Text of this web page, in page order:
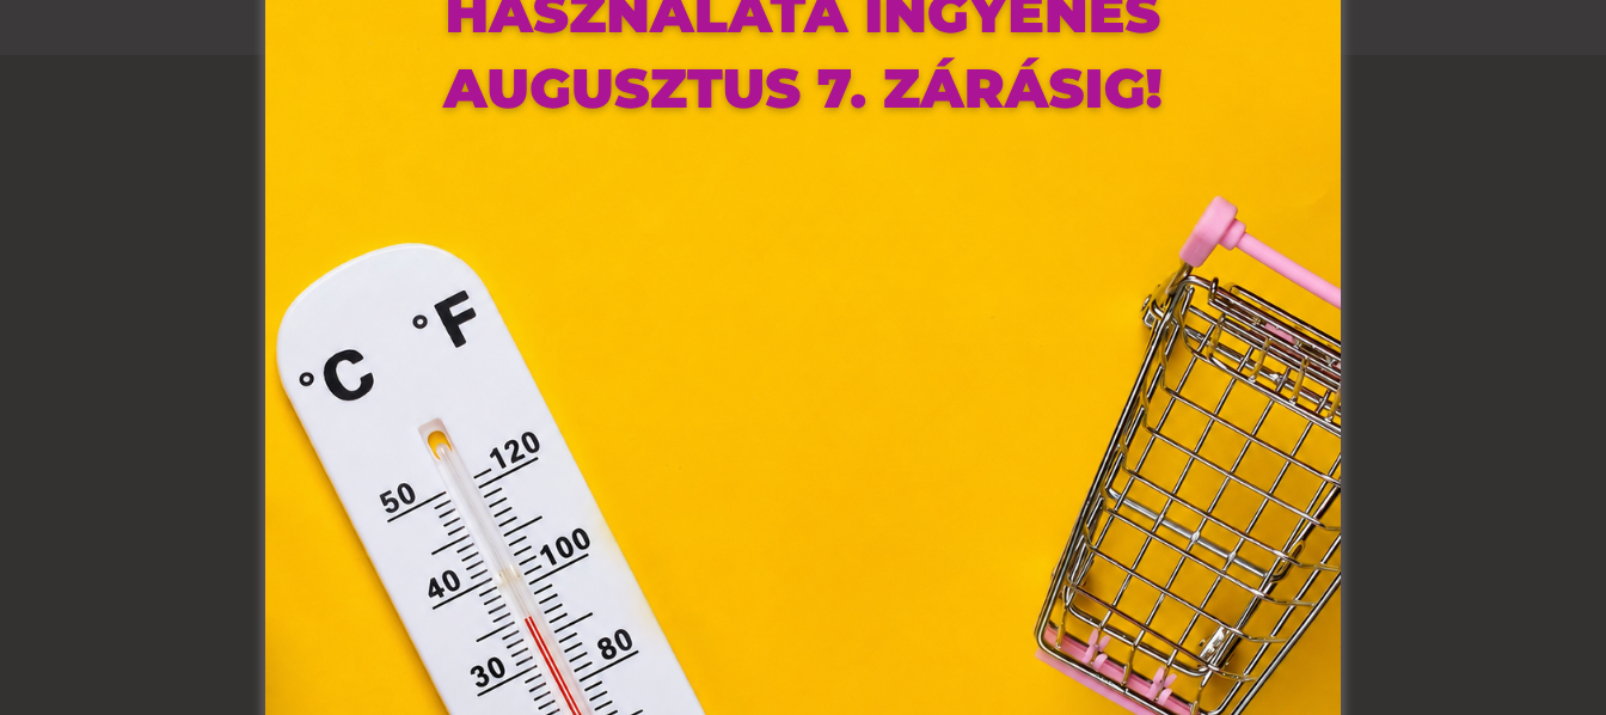
Ez az oldal sütiket használ
Weboldalunkon „cookie"-kat (továbbiakban „süti") alkalmazunk. Ezek olyan
fájlok, melyek információt tárolnak webes böngészőjében. Ehhez az Ön
weblapoknak, melyek az Európai Unió országain belül működnek, a „sütik"
használatához, és ezeknek a felhasználó számítógépén vagy egyéb
eszközén történő tárolásához a felhasználók hozzájárulását kell kérniük.